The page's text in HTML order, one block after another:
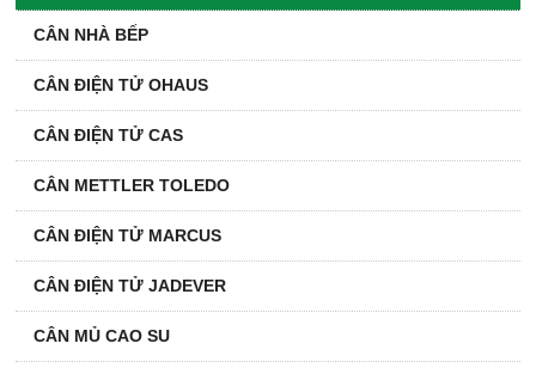
CÂN NHÀ BẾP
CÂN ĐIỆN TỬ OHAUS
CÂN ĐIỆN TỬ CAS
CÂN METTLER TOLEDO
CÂN ĐIỆN TỬ MARCUS
CÂN ĐIỆN TỬ JADEVER
CÂN MỦ CAO SU